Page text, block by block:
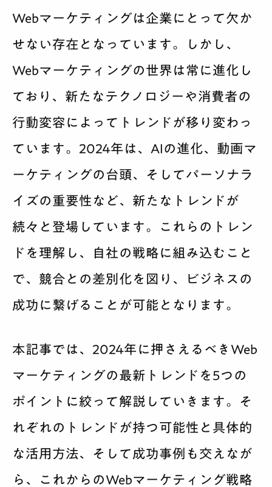
Webマーケティングは企業にとって欠か
せない存在となっています。しかし、
Webマーケティングの世界は常に進化し
ており、新たなテクノロジーや消費者の
行動変容によってトレンドが移り変わっ
ています。2024年は、AIの進化、動画マ
ーケティングの台頭、そしてパーソナラ
イズの重要性など、新たなトレンドが
続々と登場しています。これらのトレン
ドを理解し、自社の戦略に組み込むこと
で、競合との差別化を図り、ビジネスの
成功に繋げることが可能となります。
本記事では、2024年に押さえるべきWeb
マーケティングの最新トレンドを5つの
ポイントに絞って解説していきます。そ
れぞれのトレンドが持つ可能性と具体的
な活用方法、そして成功事例も交えなが
ら、これからのWebマーケティング戦略